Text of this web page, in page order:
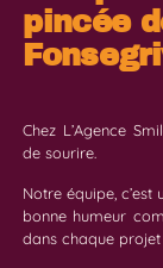
pincée
Chez L’Agence
de sourire.
Notre équipe,
bonne humeur
dans chaque projet